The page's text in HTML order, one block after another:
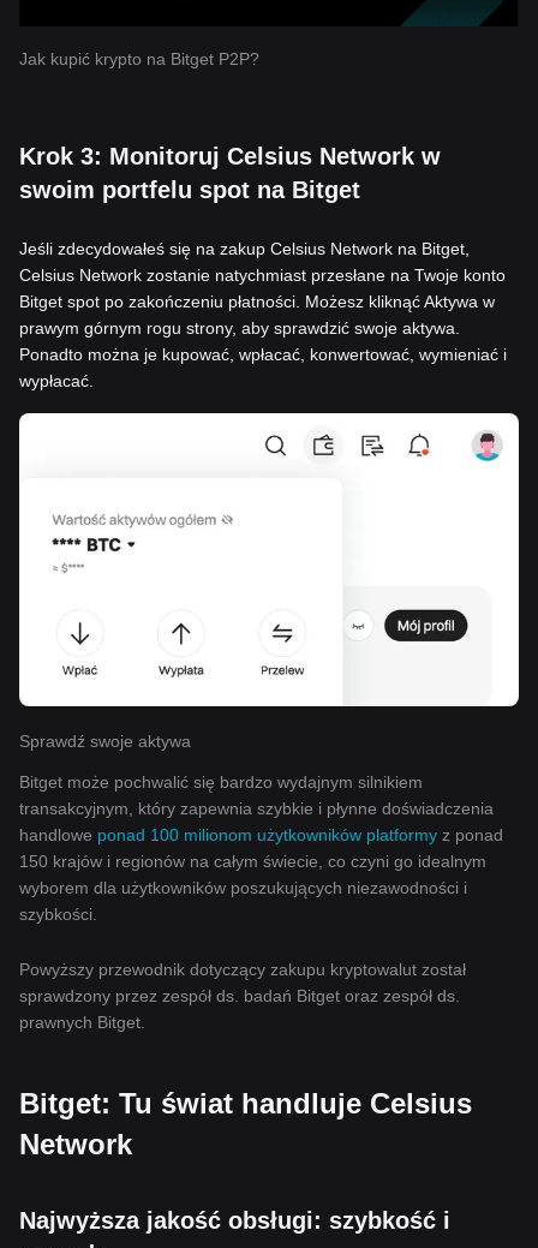
Jak kupić krypto na Bitget P2P?
Krok 3: Monitoruj Celsius Network w
swoim portfelu spot na Bitget
Jeśli zdecydowałeś się na zakup Celsius Network na Bitget,
Celsius Network zostanie natychmiast przesłane na Twoje konto
Bitget spot po zakończeniu płatności. Możesz kliknąć Aktywa w
prawym górnym rogu strony, aby sprawdzić swoje aktywa.
Ponadto można je kupować, wpłacać, konwertować, wymieniać i
wypłacać.
Sprawdź swoje aktywa
Bitget może pochwalić się bardzo wydajnym silnikiem
transakcyjnym, który zapewnia szybkie i płynne doświadczenia
handlowe ponad 100 milionom użytkowników platformy z ponad
150 krajów i regionów na całym świecie, co czyni go idealnym
wyborem dla użytkowników poszukujących niezawodności i
szybkości.
Powyższy przewodnik dotyczący zakupu kryptowalut został
sprawdzony przez zespół ds. badań Bitget oraz zespół ds.
prawnych Bitget.
Bitget: Tu świat handluje Celsius
Network
Najwyższa jakość obsługi: szybkość i